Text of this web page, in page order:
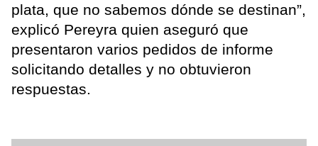
plata, que no sabemos dónde se destinan”,
explicó Pereyra quien aseguró que
presentaron varios pedidos de informe
solicitando detalles y no obtuvieron
respuestas.